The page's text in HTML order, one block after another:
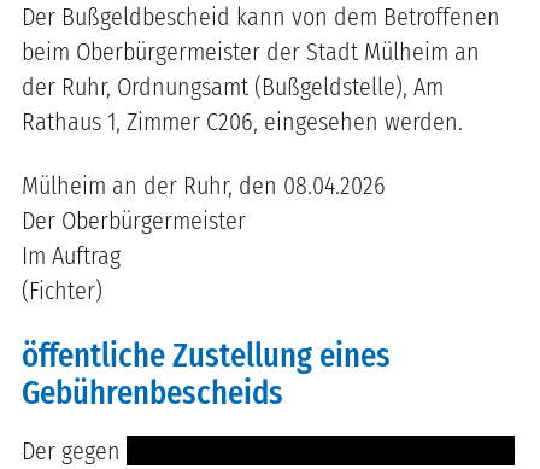
Der Bußgeldbescheid kann von dem Betroffenen
beim Oberbürgermeister der Stadt Mülheim an
der Ruhr, Ordnungsamt (Bußgeldstelle), Am
Rathaus 1, Zimmer C206, eingesehen werden.
Mülheim an der Ruhr, den 08.04.2026
Der Oberbürgermeister
Im Auftrag
(Fichter)
öffentliche Zustellung eines
Gebührenbescheids
Der gegen